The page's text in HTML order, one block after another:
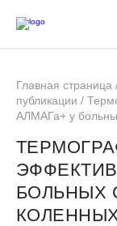
Главная страница
публикации /
АЛМАГа+ у
БОЛЬНЫХ